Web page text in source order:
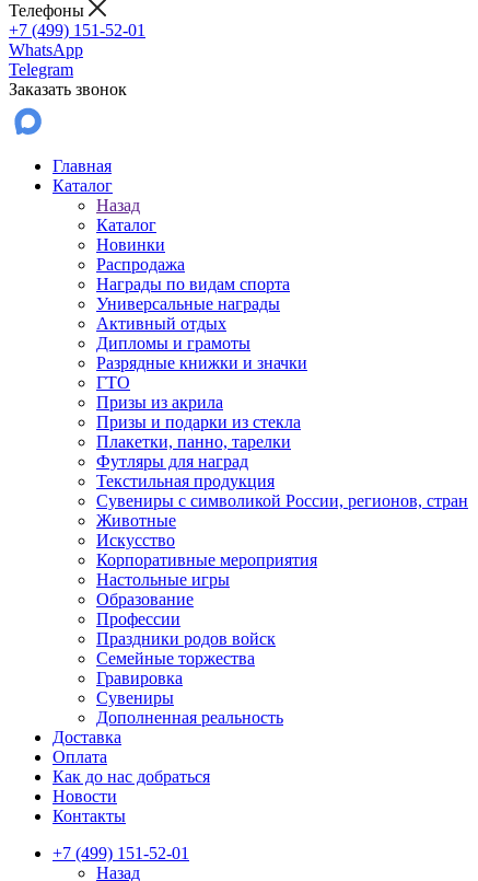
Телефоны
+7 (499) 151-52-01
WhatsApp
Telegram
Заказать звонок
Главная
Каталог
Назад
Каталог
Новинки
Распродажа
Награды по видам спорта
Универсальные награды
Активный отдых
Дипломы и грамоты
Разрядные книжки и значки
ГТО
Призы из акрила
Призы и подарки из стекла
Плакетки, панно, тарелки
Футляры для наград
Текстильная продукция
Сувениры с символикой России, регионов, стран
Животные
Искусство
Корпоративные мероприятия
Настольные игры
Образование
Профессии
Праздники родов войск
Семейные торжества
Гравировка
Сувениры
Дополненная реальность
Доставка
Оплата
Как до нас добраться
Новости
Контакты
+7 (499) 151-52-01
Назад